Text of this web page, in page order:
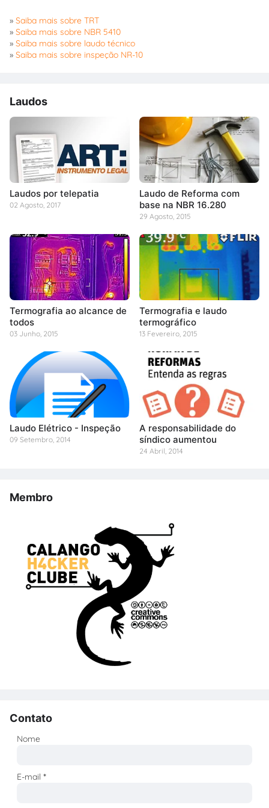
» Saiba mais sobre TRT
» Saiba mais sobre NBR 5410
» Saiba mais sobre laudo técnico
» Saiba mais sobre inspeção NR-10
Laudos
Laudos por telepatia
02 Agosto, 2017
Laudo de Reforma com
base na NBR 16.280
29 Agosto, 2015
Termografia ao alcance de
todos
03 Junho, 2015
Termografia e laudo
termográfico
13 Fevereiro, 2015
Laudo Elétrico - Inspeção
09 Setembro, 2014
A responsabilidade do
síndico aumentou
24 Abril, 2014
Membro
Contato
Nome
E-mail*